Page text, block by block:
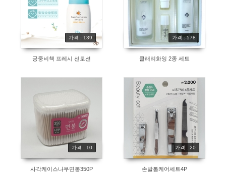
가격 : 139
궁중비책 프레시 선로션
가격 : 578
클래리화잉 2종 세트
가격 : 10
사각케이스나무면봉350P
가격 : 20
손발톱케어세트4P